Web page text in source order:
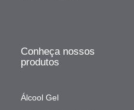
Conheça nossos
produtos
Álcool Gel